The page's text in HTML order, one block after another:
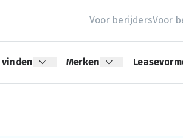
Voor berijdersVoor
Merken